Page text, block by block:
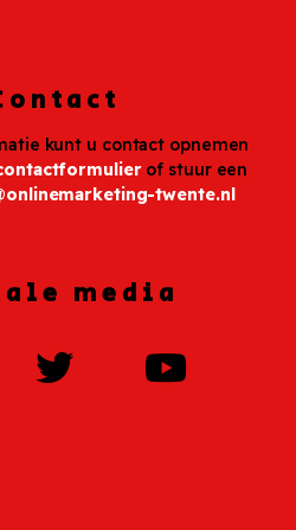
kunt u contact opnemen
of stuur een
twente.nl
media